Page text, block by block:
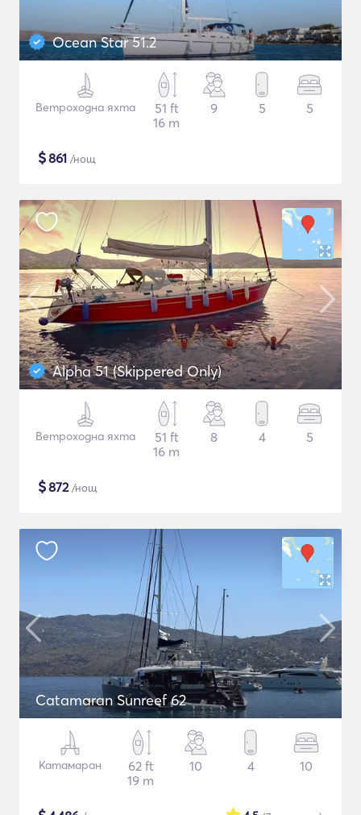
Ocean Star 51.2
Ветроходна яхта
51 ft
16 m
9 5 5
$861 /нощ
Alpha 51 (Skippered Only)
Ветроходна яхта
51 ft
16 m
8 4 5
$872/нощ
Catamaran Sunreef 62
Катамаран
62 ft
19 m
10 4 10